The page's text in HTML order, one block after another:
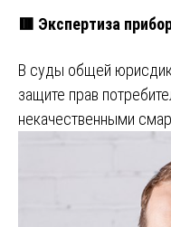
🟥 Экспертиза
В суды общей
защите прав
некачественными